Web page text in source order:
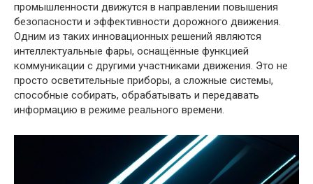
промышленности движутся в направлении повышения
безопасности и эффективности дорожного движения.
Одним из таких инновационных решений являются
интеллектуальные фары, оснащённые функцией
коммуникации с другими участниками движения. Это не
просто осветительные приборы, а сложные системы,
способные собирать, обрабатывать и передавать
информацию в режиме реального времени.